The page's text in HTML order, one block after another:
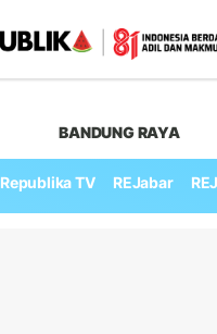
BANDUNG RAYA
Republika TV REJabar